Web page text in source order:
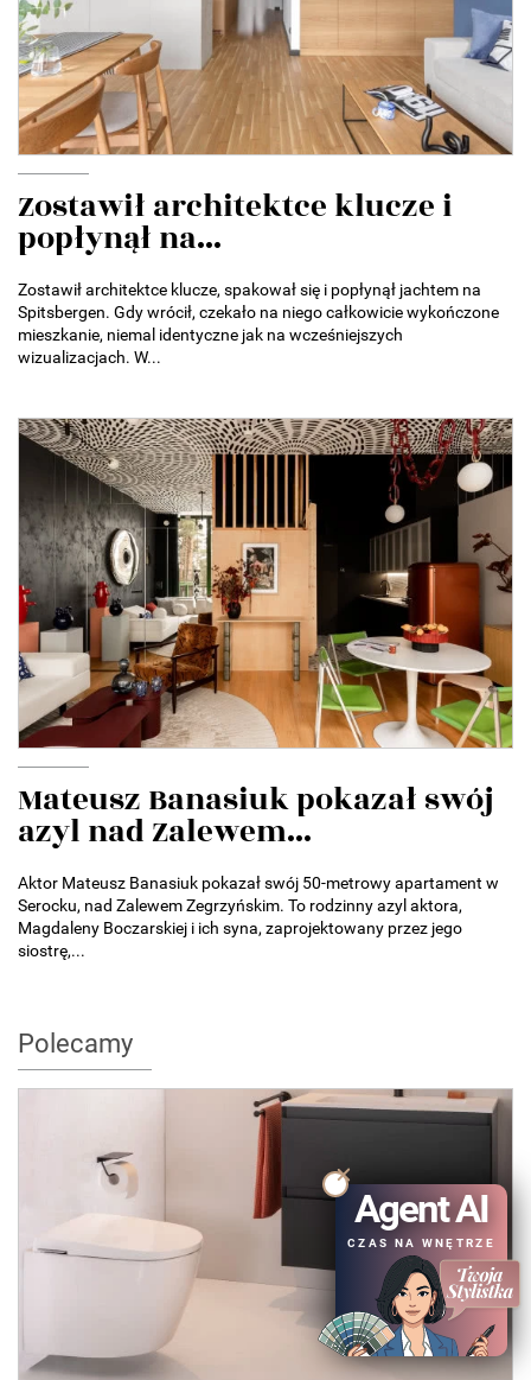
Zostawił architektce klucze i
popłynął na...
Zostawił architektce klucze, spakował się i popłynął jachtem na
Spitsbergen. Gdy wrócił, czekało na niego całkowicie wykończone
mieszkanie, niemal identyczne jak na wcześniejszych
wizualizacjach. W...
Mateusz Banasiuk pokazał swój
azyl nad Zalewem...
Aktor Mateusz Banasiuk pokazał swój 50-metrowy apartament w
Serocku, nad Zalewem Zegrzyńskim. To rodzinny azyl aktora,
Magdaleny Boczarskiej i ich syna, zaprojektowany przez jego
siostrę,...
Polecamy
Agent AI
CZAS NA WNĘTRZE